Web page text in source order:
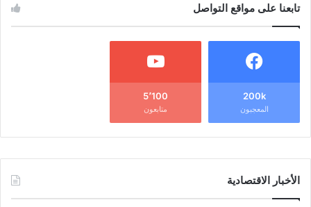
تابعنا على مواقع التواصل
200k
المعجبون
5٬100
متابعون
الأخبار الاقتصادية